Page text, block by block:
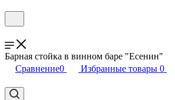
Барная стойка в винном баре "Есенин"
Сравнение0 Избранные товары 0